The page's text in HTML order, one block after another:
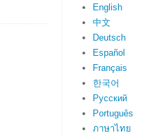
English
中文
Deutsch
Español
Français
한국어
Русский
Português
ภาษาไทย